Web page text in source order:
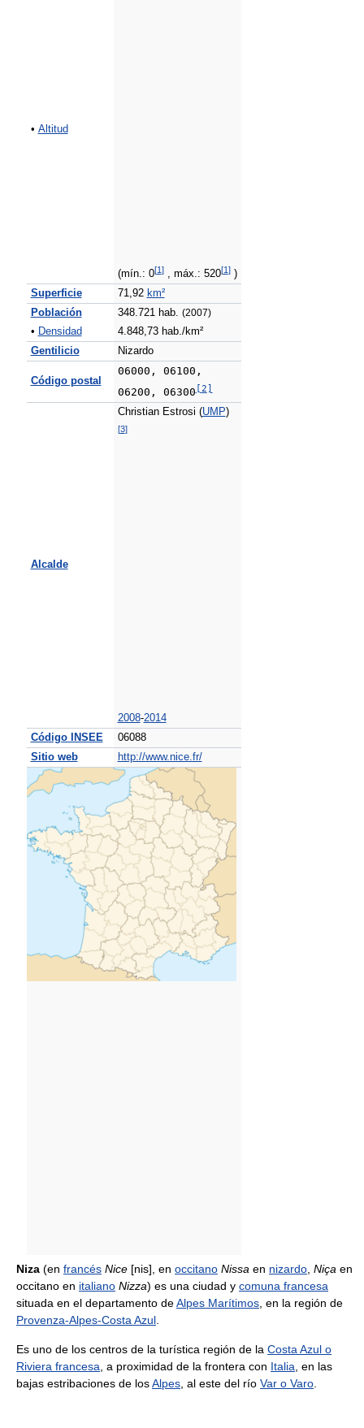
• Altitud
(mín.: 0[1], máx.: 520[1])
Superficie
71,92 km²
Población
348.721 hab. (2007)
• Densidad
4.848,73 hab./km²
Gentilicio
Nizardo
Código postal
06000, 06100,
06200, 06300 [2]
Alcalde
Christian Estrosi (UMP)
[3]
2008-2014
Código INSEE
06088
Sitio web
http://www.nice.fr/
Niza (en francés Nice [nis], en occitano Nissa en nizardo Niça en
occitano en italiano Nizza) es una ciudad y comuna francesa
situada en el departamento deAlpes Marítimos , en la región de
Provenza-Alpes-Costa Azul
Es uno de los centros de la turística región de la Costa Azul o
Riviera francesa , a proximidad de la frontera con Italia , en las
bajas estribaciones de losAlpes , al este del río Var o Varo